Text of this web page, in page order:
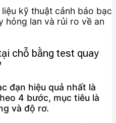
kỹ thuật cảnh báo bạc
hỏng lan và rủi ro về an
chỗ bằng test quay
đạn hiệu quả nhất là
4 bước, mục tiêu là
và độ rơ.